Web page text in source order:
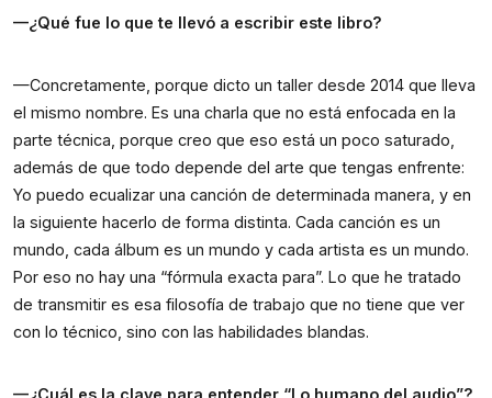
—¿Qué fue lo que te llevó a escribir este libro?
—Concretamente, porque dicto un taller desde 2014 que lleva
el mismo nombre. Es una charla que no está enfocada en la
parte técnica, porque creo que eso está un poco saturado,
además de que todo depende del arte que tengas enfrente:
Yo puedo ecualizar una canción de determinada manera, y en
la siguiente hacerlo de forma distinta. Cada canción es un
mundo, cada álbum es un mundo y cada artista es un mundo.
Por eso no hay una “fórmula exacta para”. Lo que he tratado
de transmitir es esa filosofía de trabajo que no tiene que ver
con lo técnico, sino con las habilidades blandas.